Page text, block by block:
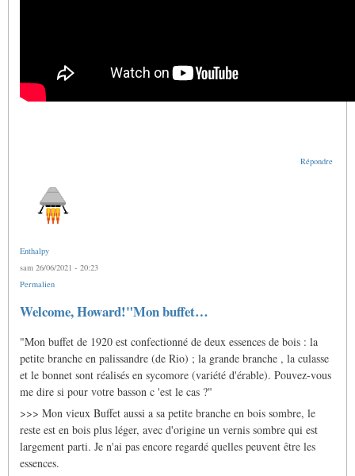
Répondre
Enthalpy
sam 26/06/2021 - 20:23
Permalien
En
réponse
Doigtés
pour
le
basson
français
Gras
Welcome, Howard!"Mon buffet…
"Mon buffet de 1920 est confectionné de deux essences de bois : la
petite branche en palissandre (de Rio) ; la grande branche , la culasse
et le bonnet sont réalisés en sycomore (variété d'érable). Pouvez-vous
me dire si pour votre basson c 'est le cas ?"
>>> Mon vieux Buffet aussi a sa petite branche en bois sombre, le
reste est en bois plus léger, avec d'origine un vernis sombre qui est
largement parti. Je n'ai pas encore regardé quelles peuvent être les
essences.